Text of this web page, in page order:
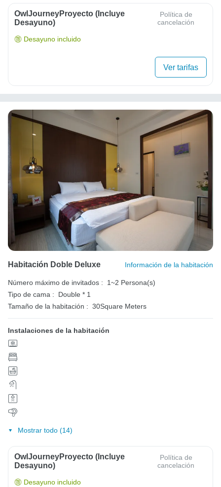
OwlJourneyProyecto (Incluye
Desayuno)
Política de
cancelación
Desayuno incluido
Ver tarifas
Habitación Doble Deluxe Información de la habitación
Número máximo de invitados :
1~2 Persona(s)
Tipo de cama :
Double * 1
Tamaño de la habitación : 30Square Meters
Instalaciones de la habitación
Mostrar todo (14)
OwlJourneyProyecto (Incluye
Desayuno)
Política de
cancelación
Desayuno incluido